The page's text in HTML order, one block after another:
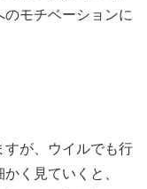
モチベーションに
が、ウイルでも行
く見ていくと、